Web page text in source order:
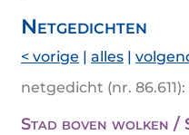
Netgedichten
< vorige | alles |
netgedicht (nr. 86.611):
Stad boven wolken /